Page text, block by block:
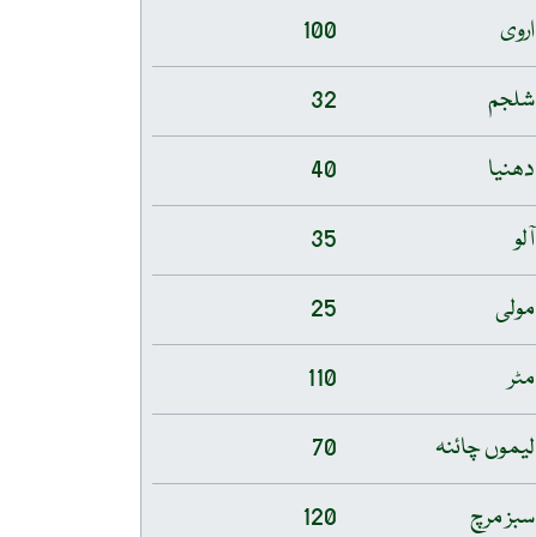
اروی
100
شلجم
32
دھنیا
40
آلو
35
مولی
25
مٹر
110
لیموں چائنہ
70
سبز مرچ
120